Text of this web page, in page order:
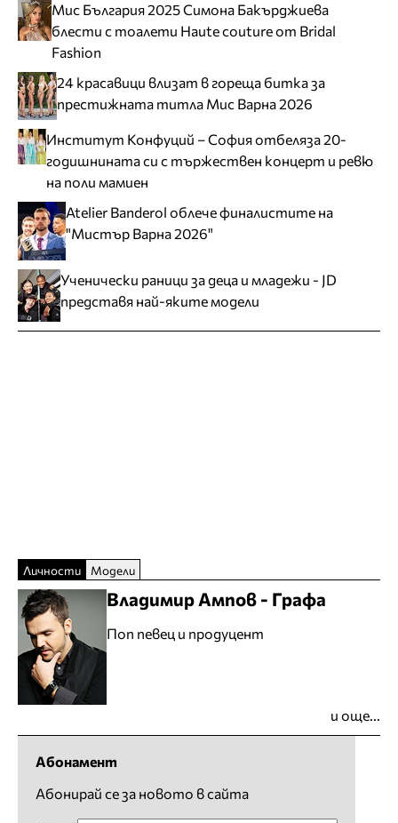
Мис България 2025 Симона Бакърджиева
блести с тоалети Haute couture от Bridal
Fashion
24 красавици влизат в гореща битка за
престижната титла Мис Варна 2026
Институт Конфуций – София отбеляза 20-
годишнината си с тържествен концерт и ревю
на поли мамиен
Atelier Banderol облече финалистите на
"Мистър Варна 2026"
Ученически раници за деца и младежи - JD
представя най-яките модели
Личности Модели
Владимир Ампов - Графа
Поп певец и продуцент
и още...
Абонамент
Абонирай се за новото в сайта